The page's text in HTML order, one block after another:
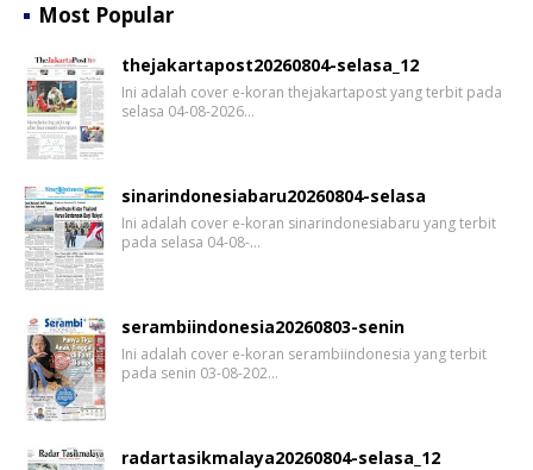
Most Popular
thejakartapost20260804-selasa_12
Ini adalah cover e-koran thejakartapost yang terbit pada
selasa 04-08-2026…
sinarindonesiabaru20260804-selasa
Ini adalah cover e-koran sinarindonesiabaru yang terbit
pada selasa 04-08-…
serambiindonesia20260803-senin
Ini adalah cover e-koran serambiindonesia yang terbit
pada senin 03-08-202…
radartasikmalaya20260804-selasa_12